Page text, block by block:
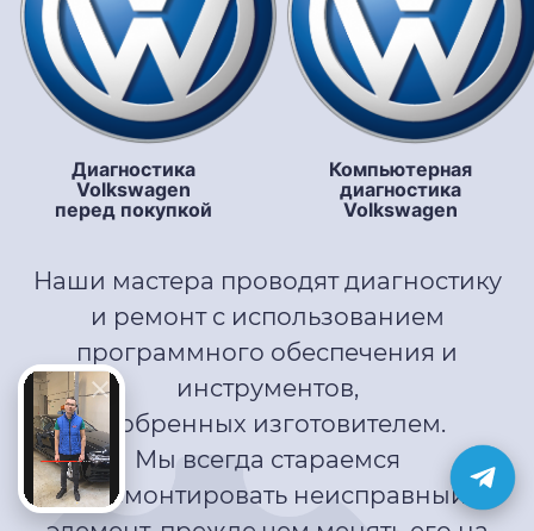
Диагностика
Volkswagen
перед покупкой
Компьютерная
диагностика
Volkswagen
Наши мастера проводят диагностику
и ремонт с использованием
программного обеспечения и
инструментов,
одобренных изготовителем.
Мы всегда стараемся
отремонтировать неисправный